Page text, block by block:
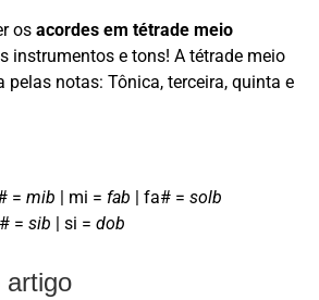
os acordes em tétrade meio
instrumentos e tons! A tétrade meio
notas: Tônica, terceira, quinta e
= mib | mi = fab | fa# = solb
= sib | si = dob
artigo